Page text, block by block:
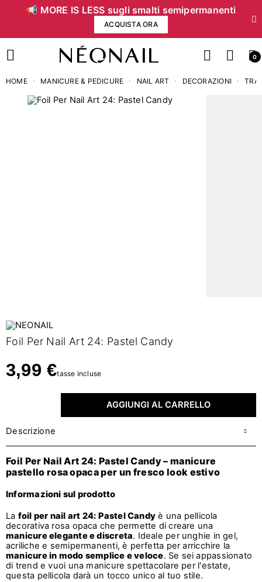
📢 MORE IS LESS sugli smalti semipermanenti
ACQUISTA ORA
0
HOME MANICURE & PEDICURE NAIL ART DECORAZIONI
Foil Per Nail Art 24: Pastel Candy
3,99 €tasse incluse
AGGIUNGI AL CARRELLO
Descrizione
Foil Per Nail Art 24: Pastel Candy – manicure
pastello rosa opaca per un fresco look estivo
Informazioni sul prodotto
La foil per nail art 24: Pastel Candy è una pellicola
decorativa rosa opaca che permette di creare una
manicure elegante e discreta. Ideale per unghie in gel,
acriliche e semipermanenti, è perfetta per arricchire la
manicure in modo semplice e veloce. Se sei appassionato
di trend e vuoi una manicure spettacolare per l'estate,
questa pellicola darà un tocco unico al tuo stile.